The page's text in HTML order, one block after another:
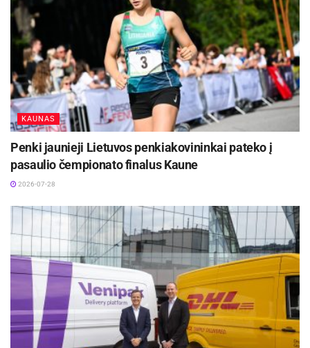
KAUNAS
Penki jaunieji Lietuvos penkiakovininkai pateko į
pasaulio čempionato finalus Kaune
2026-07-28